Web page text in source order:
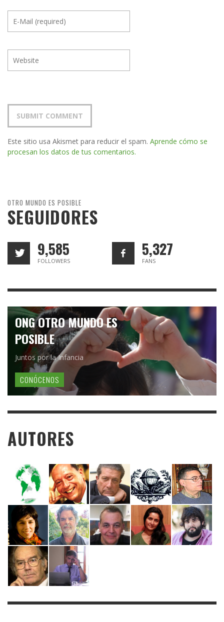
Este sitio usa Akismet para reducir el spam. Aprende cómo se
procesan los datos de tus comentarios.
OTRO MUNDO ES POSIBLE
SEGUIDORES
9,585
FOLLOWERS
5,327
FANS
ONG OTRO MUNDO ES
POSIBLE
Juntos por la Infancia
CONÓCENOS
AUTORES